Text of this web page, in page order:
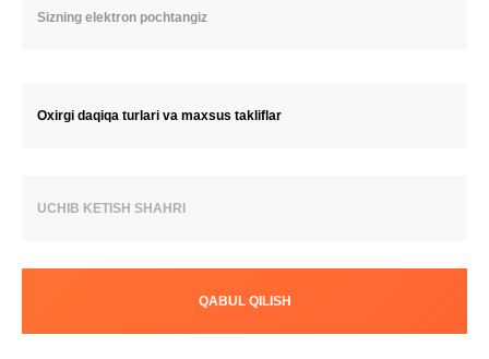
Oxirgi daqiqa turlari va maxsus takliflar
UCHIB KETISH SHAHRI
QABUL QILISH